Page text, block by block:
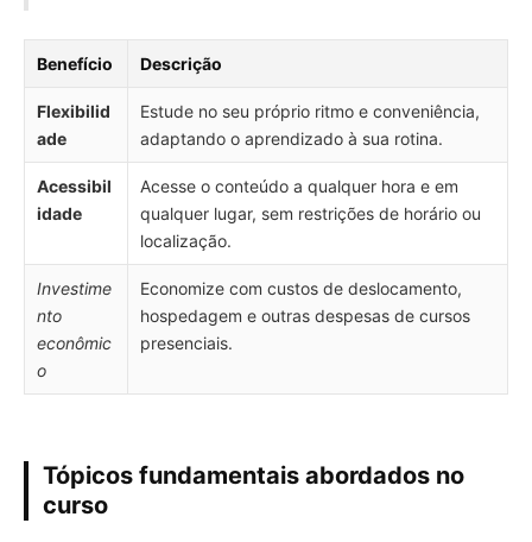
Benefício Descrição
Flexibilid
ade
Estude no seu próprio ritmo e conveniência,
adaptando o aprendizado à sua rotina.
Acessibil
idade
Acesse o conteúdo a qualquer hora e em
qualquer lugar, sem restrições de horário ou
localização.
Investime
nto
econômic
o
Economize com custos de deslocamento,
hospedagem e outras despesas de cursos
presenciais.
Tópicos fundamentais abordados no
curso